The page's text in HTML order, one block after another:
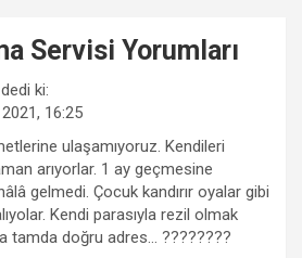
Servisi Yorumları
dedi ki:
16:25
ulaşamıyoruz. Kendileri
arıyorlar. 1 ay geçmesine
gelmedi. Çocuk kandırır oyalar gibi
Kendi parasıyla rezil olmak
tamda doğru adres… ????????